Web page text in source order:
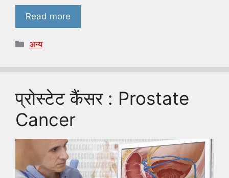
Read more
Categories
अन्य
प्रोस्टेट कैंसर : Prostate
Cancer